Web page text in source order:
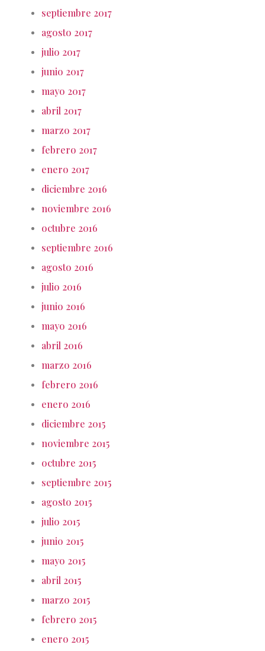
septiembre 2017
agosto 2017
julio 2017
junio 2017
mayo 2017
abril 2017
marzo 2017
febrero 2017
enero 2017
diciembre 2016
noviembre 2016
octubre 2016
septiembre 2016
agosto 2016
julio 2016
junio 2016
mayo 2016
abril 2016
marzo 2016
febrero 2016
enero 2016
diciembre 2015
noviembre 2015
octubre 2015
septiembre 2015
agosto 2015
julio 2015
junio 2015
mayo 2015
abril 2015
marzo 2015
febrero 2015
enero 2015